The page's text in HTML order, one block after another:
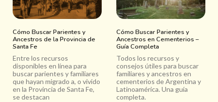
Cómo Buscar Parientes y
Ancestros de la Provincia de
Santa Fe
Entre los recursos
disponibles en línea para
buscar parientes y familiares
que hayan migrado a, o vivido
en la Provincia de Santa Fe,
se destacan
Cómo Buscar Parientes y
Ancestros en Cementerios –
Guía Completa
Todos los recursos y
consejos útiles para buscar
familiares y ancestros en
cementerios de Argentina y
Latinoamérica. Una guía
completa.